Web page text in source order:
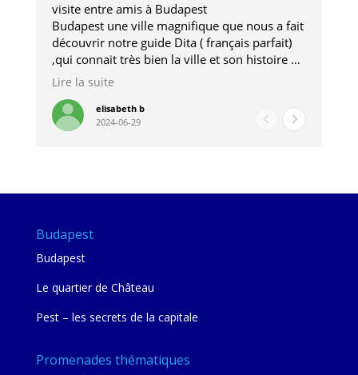
visite entre amis à Budapest
Budapest une ville magnifique que nous a fait
découvrir notre guide Dita ( français parfait)
,qui connait très bien la ville et son histoire et
qui nous a permis d'accéder à des lieux
pour les restaurants . A la fin de notre séjour
nous étions plus avec une amie qu' une guide
Lire la suite
elisabeth b
2024-06-29
Budapest
Budapest
Le quartier de Château
Pest – les secrets de la capitale
Promenades thématiques